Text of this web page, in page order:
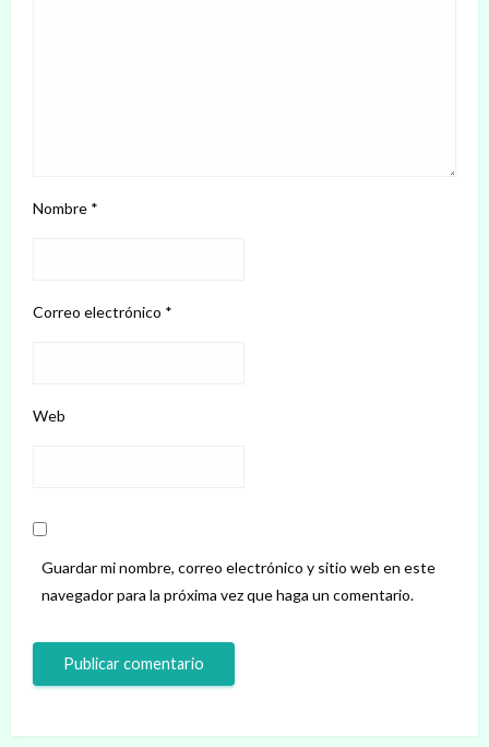
Nombre *
Correo electrónico *
Web
Guardar mi nombre, correo electrónico y sitio web en este
navegador para la próxima vez que haga un comentario.